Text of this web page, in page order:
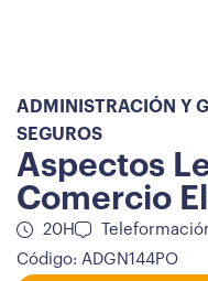
ADMINISTRACIÓN Y
SEGUROS
Aspectos
Comercio
20H
Código: ADGN144PO